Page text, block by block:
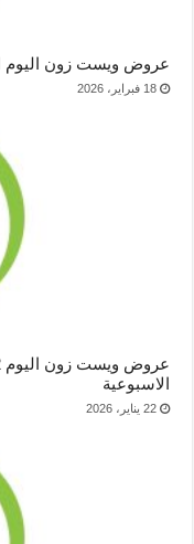
عروض ويست زون اليوم الاربعاء 18 فبراير 2026
18 فبراير، 2026
الاسبوعية
22 يناير، 2026